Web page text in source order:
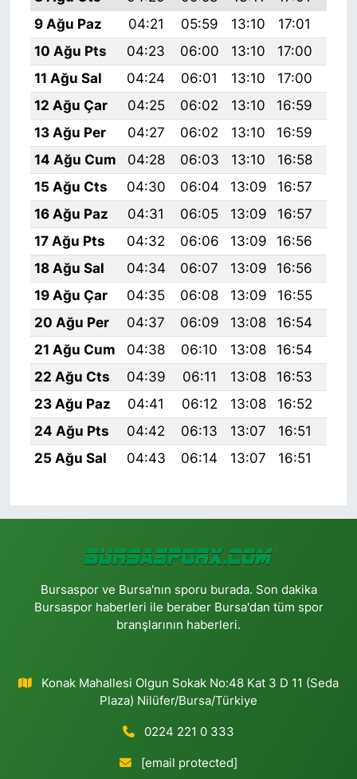
9 Ağu Paz
04:21 05:59 13:10 17:01
10 Ağu Pts
04:23 06:00 13:10 17:00
11 Ağu Sal
04:24 06:01 13:10 17:00
12 Ağu Çar
04:25 06:02 13:10 16:59
13 Ağu Per
04:27 06:02 13:10 16:59
14 Ağu Cum
04:28 06:03 13:10 16:58
15 Ağu Cts
04:30 06:04 13:09 16:57
16 Ağu Paz
04:31 06:05 13:09 16:57
17 Ağu Pts
04:32 06:06 13:09 16:56
18 Ağu Sal
04:34 06:07 13:09 16:56
19 Ağu Çar
04:35 06:08 13:09 16:55
20 Ağu Per
04:37 06:09 13:08 16:54
21 Ağu Cum
04:38 06:10 13:08 16:54
22 Ağu Cts
04:39 06:11 13:08 16:53
23 Ağu Paz
04:41 06:12 13:08 16:52
24 Ağu Pts
04:42 06:13 13:07 16:51
25 Ağu Sal
04:43 06:14 13:07 16:51
Bursaspor ve Bursa'nın sporu burada. Son dakika
Bursaspor haberleri ile beraber Bursa'dan tüm spor
branşlarının haberleri.
Konak Mahallesi Olgun Sokak No:48 Kat 3 D 11 (Seda
Plaza) Nilüfer/Bursa/Türkiye
0224 221 0 333
[email protected]